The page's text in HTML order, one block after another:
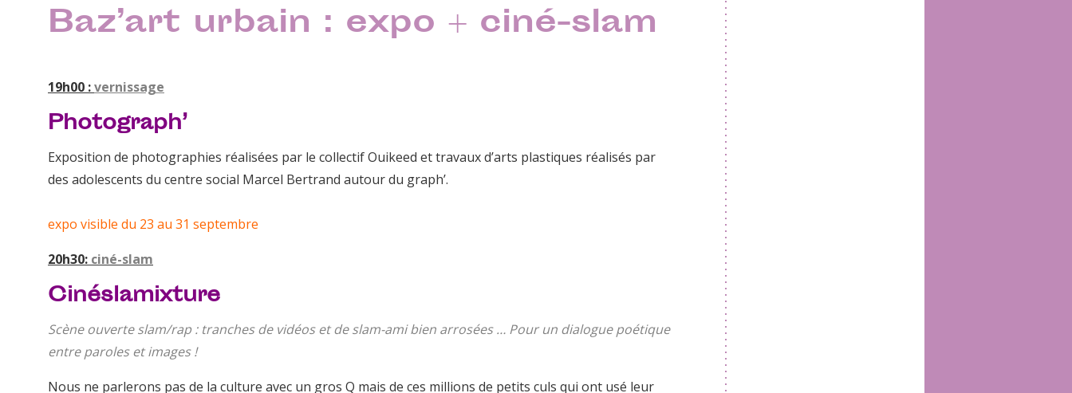
Baz’art urbain : expo + ciné-slam
19h00 :vernissage
Photograph’
Exposition de photographies réalisées par le collectif Ouikeed et travaux d’arts plastiques réalisés par
des adolescents du centre social Marcel Bertrand autour du graph’.
expo visible du 23 au 31 septembre
20h30: ciné-slam
Cinéslamixture
Scène ouverte slam/rap : tranches de vidéos et de slam-ami bien arrosées … Pour un dialogue poétique
entre paroles et images !
Nous ne parlerons pas de la culture avec un gros Q mais de ces millions de petits culs qui ont usé leur